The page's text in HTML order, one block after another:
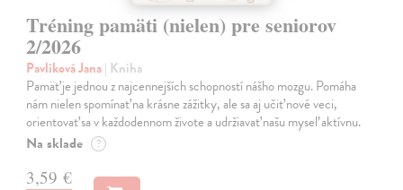
Tréning pamäti (nielen) pre seniorov
2/2026
Pavlíková Jana| Kniha
Pamäť je jednou z najcennejších schopností nášho mozgu. Pomáha
nám nielen spomínať na krásne zážitky, ale sa aj učiť nové veci,
orientovať sa v každodennom živote a udržiavať našu myseľ aktívnu.
Na sklade ?
3,59 €